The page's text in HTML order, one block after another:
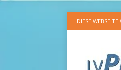
DIESE